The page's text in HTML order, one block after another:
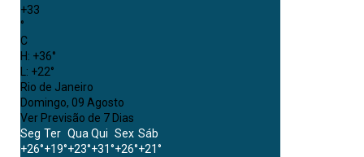
+33
°
C
H: +36°
L: +22°
Rio de Janeiro
Domingo, 09 Agosto
Ver Previsão de 7 Dias
Seg Ter Qua Qui Sex Sáb
+26°+19°+23°+31°+26°+21°